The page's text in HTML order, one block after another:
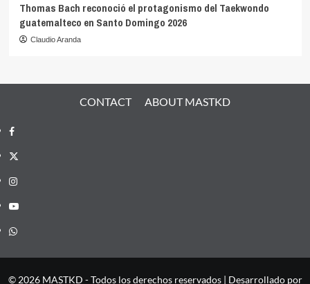
Thomas Bach reconoció el protagonismo del Taekwondo
guatemalteco en Santo Domingo 2026
Claudio Aranda
CONTACT ABOUT MASTKD
Facebook
X
Instagram
YouTube
Whatsapp